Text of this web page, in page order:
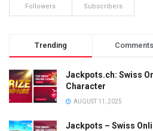
Followers Subscribers
Trending Comments
Jackpots.ch: Swiss
Character
AUGUST 11, 2025
Jackpots – Swiss